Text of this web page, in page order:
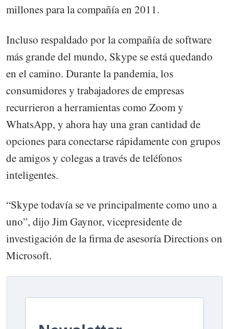
millones para la compañía en 2011.
Incluso respaldado por la compañía de software
más grande del mundo, Skype se está quedando
en el camino. Durante la pandemia, los
consumidores y trabajadores de empresas
recurrieron a herramientas como Zoom y
WhatsApp, y ahora hay una gran cantidad de
opciones para conectarse rápidamente con grupos
de amigos y colegas a través de teléfonos
inteligentes.
“Skype todavía se ve principalmente como uno a
uno”, dijo Jim Gaynor, vicepresidente de
investigación de la firma de asesoría Directions on
Microsoft.